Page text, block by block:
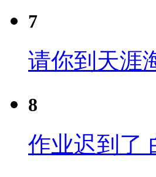
7
请你到天涯
8
作业迟到了